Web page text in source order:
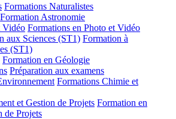
Formations Naturalistes
Formation Astronomie
Vidéo Formations en Photo et Vidéo
aux Sciences (ST1) Formation à
(ST1)
Formation en Géologie
Préparation aux examens
Formations Chimie et
et Gestion de Projets Formation en
de Projets